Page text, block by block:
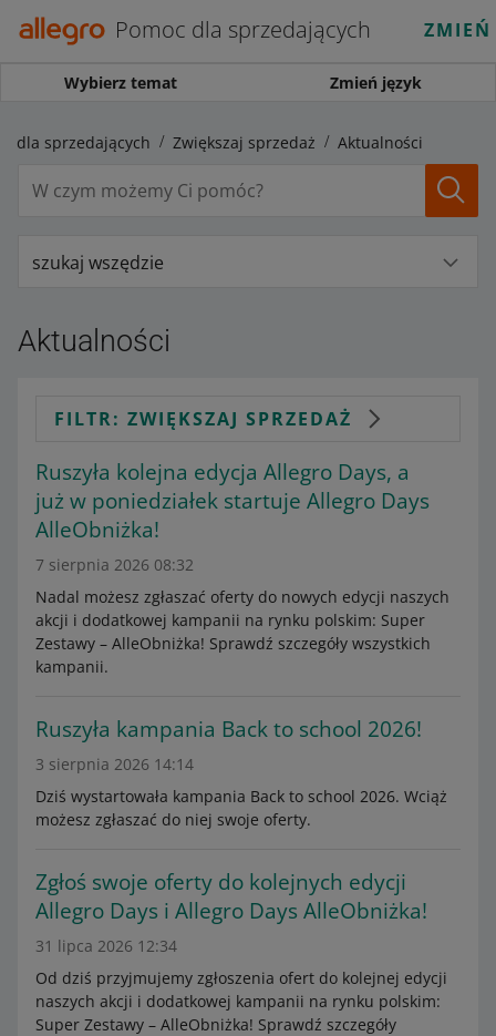
Pomoc dla sprzedających
Wybierz temat Zmień język
dla sprzedających Zwiększaj sprzedaż Aktualności
szukaj wszędzie
Aktualności
FILTR: ZWIĘKSZAJ SPRZEDAŻ
Ruszyła kolejna edycja Allegro Days, a
już w poniedziałek startuje Allegro Days
AlleObniżka!
7 sierpnia 2026 08:32
Nadal możesz zgłaszać oferty do nowych edycji naszych
akcji i dodatkowej kampanii na rynku polskim: Super
Zestawy – AlleObniżka! Sprawdź szczegóły wszystkich
kampanii.
Ruszyła kampania Back to school 2026!
3 sierpnia 2026 14:14
Dziś wystartowała kampania Back to school 2026. Wciąż
możesz zgłaszać do niej swoje oferty.
Zgłoś swoje oferty do kolejnych edycji
Allegro Days i Allegro Days AlleObniżka!
31 lipca 2026 12:34
Od dziś przyjmujemy zgłoszenia ofert do kolejnej edycji
naszych akcji i dodatkowej kampanii na rynku polskim:
Super Zestawy – AlleObniżka! Sprawdź szczegóły